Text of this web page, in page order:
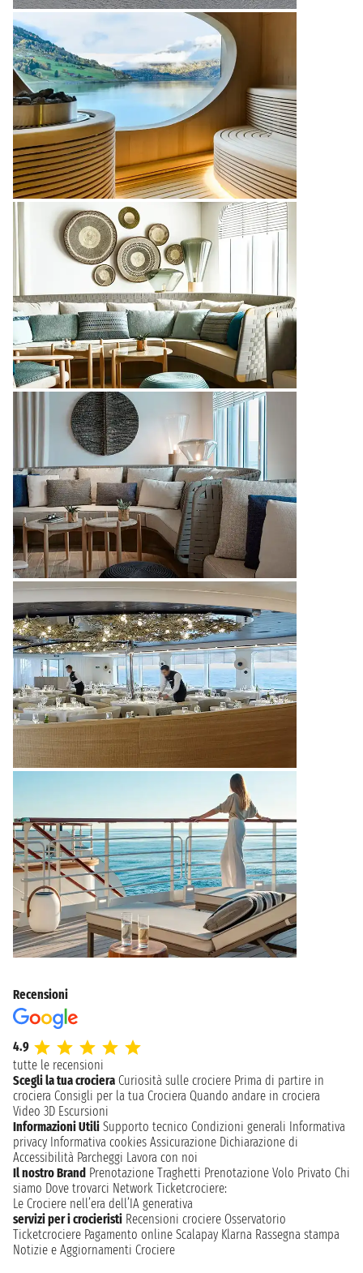
Recensioni
4.9
tutte le recensioni
Scegli la tua crociera Curiosità sulle crociere Prima di partire in
crociera Consigli per la tua Crociera Quando andare in crociera
Video 3D Escursioni
Informazioni Utili Supporto tecnico Condizioni generali Informativa
privacy Informativa cookies Assicurazione Dichiarazione di
Accessibilità Parcheggi Lavora con noi
Il nostro Brand Prenotazione Traghetti Prenotazione Volo Privato Chi
siamo Dove trovarci Network Ticketcrociere:
Le Crociere nell’era dell’IA generativa
servizi per i crocieristi Recensioni crociere Osservatorio
Ticketcrociere Pagamento online Scalapay Klarna Rassegna stampa
Notizie e Aggiornamenti Crociere